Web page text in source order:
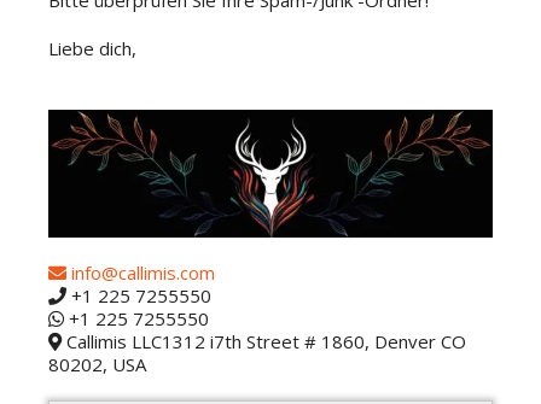
Liebe dich,
info@callimis.com
+1 225 7255550
+1 225 7255550
Callimis LLC1312 i7th Street # 1860, Denver CO
80202, USA